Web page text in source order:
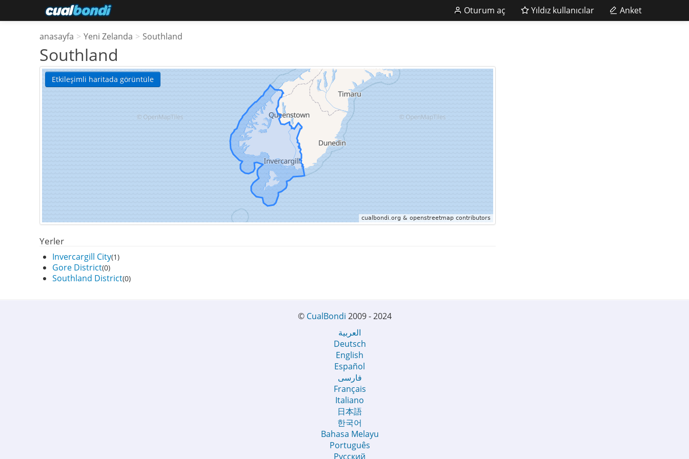
Oturum aç Yıldız kullanıcılar Anket
anasayfa > Yeni Zelanda > Southland
Southland
Etkileşimli haritada görüntüle
Yerler
Invercargill City(1)
Gore District(0)
Southland District(0)
© CualBondi 2009 - 2024
العربية
Deutsch
English
Español
فارسی
Français
Italiano
日本語
한국어
Bahasa Melayu
Português
Русский